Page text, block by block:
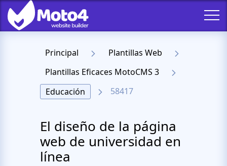
Principal
Plantillas Web
Plantillas Eficaces MotoCMS 3
Educación
58417
El diseño de la página
web de universidad en
línea